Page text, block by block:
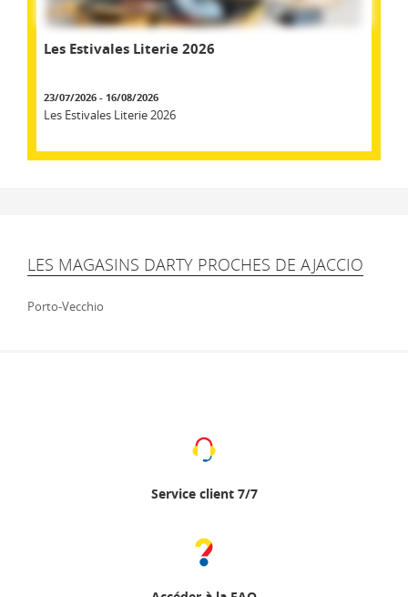
Les Estivales Literie 2026
23/07/2026 - 16/08/2026
Les Estivales Literie 2026
LES MAGASINS DARTY PROCHES DE AJACCIO
Porto-Vecchio
Service client 7/7